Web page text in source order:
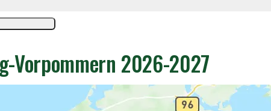
Vorpommern 2026-2027